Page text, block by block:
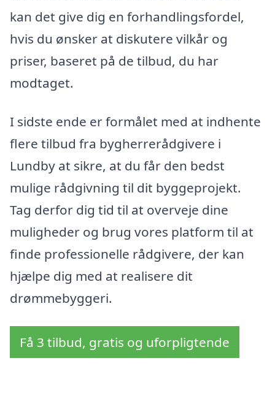
kan det give dig en forhandlingsfordel,
hvis du ønsker at diskutere vilkår og
priser, baseret på de tilbud, du har
modtaget.
I sidste ende er formålet med at indhente
flere tilbud fra bygherrerådgivere i
Lundby at sikre, at du får den bedst
mulige rådgivning til dit byggeprojekt.
Tag derfor dig tid til at overveje dine
muligheder og brug vores platform til at
finde professionelle rådgivere, der kan
hjælpe dig med at realisere dit
drømmebyggeri.
Få 3 tilbud, gratis og uforpligtende